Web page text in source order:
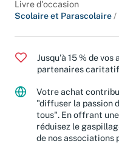
Livre d'occasion
Jusqu'à 15 % de vos
partenaires
Votre achat
"diffuser la passion
tous". En offrant
réduisez le
de nos associations